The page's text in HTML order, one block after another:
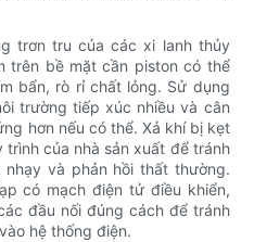
trơn tru của các xi lanh thủy
trên bề mặt cần piston có thể
bẩn, rò rỉ chất lỏng. Sử dụng
trường tiếp xúc nhiều và cân
hơn nếu có thể. Xả khí bị kẹt
của nhà sản xuất để tránh
và phản hồi thất thường.
có mạch điện tử điều khiển,
đầu nối đúng cách để tránh
hệ thống điện.